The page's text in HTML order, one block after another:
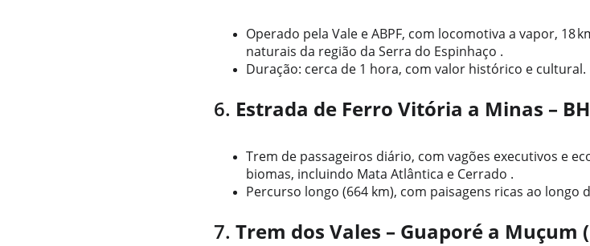
Operado pela Vale e ABPF, com locomotiva a vapor, 18
naturais da região da Serra do Espinhaço .
Duração: cerca de 1 hora, com valor histórico e cultural.
6. Estrada de Ferro Vitória a Minas –
Trem de passageiros diário, com vagões executivos e
biomas, incluindo Mata Atlântica e Cerrado .
Percurso longo (664 km), com paisagens ricas ao longo
7. Trem dos Vales – Guaporé a Muçum